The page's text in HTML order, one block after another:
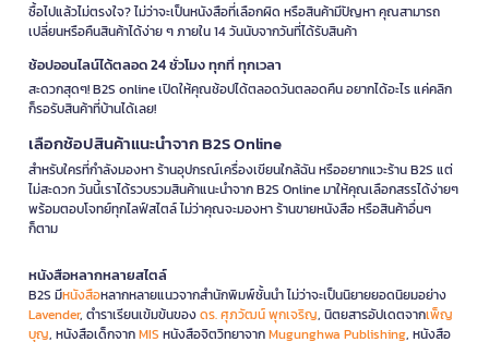
ซื้อไปแล้วไม่ตรงใจ? ไม่ว่าจะเป็นหนังสือที่เลือกผิด หรือสินค้ามีปัญหา คุณสามารถ
เปลี่ยนหรือคืนสินค้าได้ง่าย ๆ ภายใน 14 วันนับจากวันที่ได้รับสินค้า
ช้อปออนไลน์ได้ตลอด 24 ชั่วโมง ทุกที่ ทุกเวลา
สะดวกสุดๆ! B2S online เปิดให้คุณช้อปได้ตลอดวันตลอดคืน อยากได้อะไร แค่คลิก
ก็รอรับสินค้าที่บ้านได้เลย!
เลือกช้อปสินค้าแนะนำจาก B2S Online
สำหรับใครที่กำลังมองหา ร้านอุปกรณ์เครื่องเขียนใกล้ฉัน หรืออยากแวะร้าน B2S แต่
ไม่สะดวก วันนี้เราได้รวบรวมสินค้าแนะนำจาก B2S Online มาให้คุณเลือกสรรได้ง่ายๆ
พร้อมตอบโจทย์ทุกไลฟ์สไตล์ ไม่ว่าคุณจะมองหา ร้านขายหนังสือ หรือสินค้าอื่นๆ
ก็ตาม
หนังสือหลากหลายสไตล์
B2S มีหนังสือหลากหลายแนวจากสำนักพิมพ์ชั้นนำ ไม่ว่าจะเป็นนิยายยอดนิยมอย่าง
Lavender, ตำราเรียนเข้มข้นของดร. ศุภวัฒน์ พุกเจริญ, นิตยสารอัปเดตจากเพ็ญ
บุญ, หนังสือเด็กจากMIS หนังสือจิตวิทยาจากMugunghwa Publishing, หนังสือ